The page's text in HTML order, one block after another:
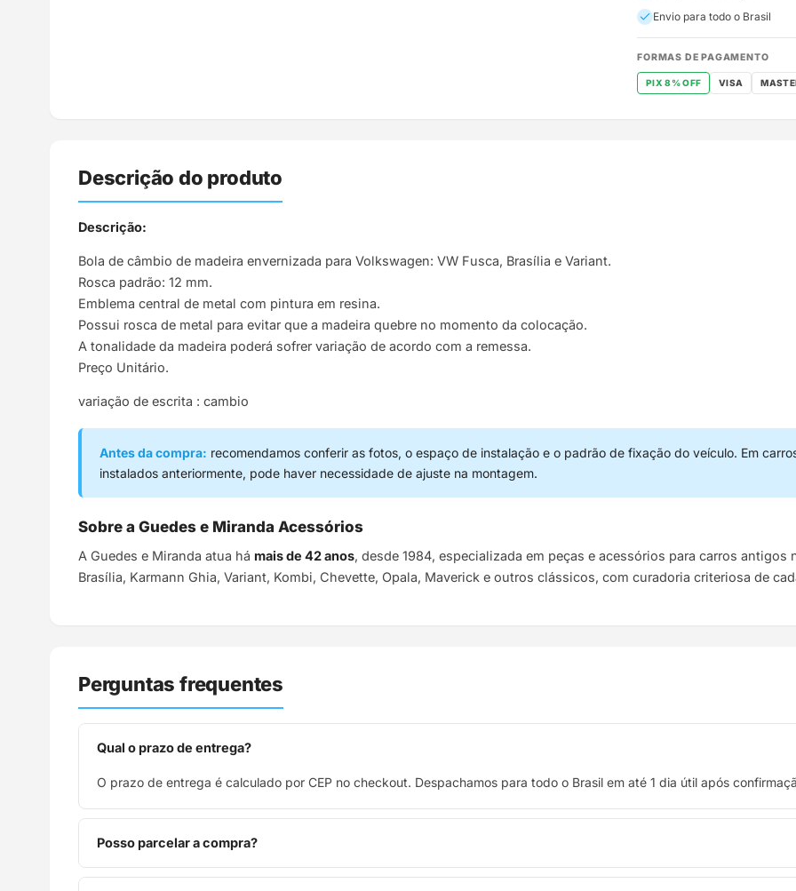
Envio para todo o Brasil
FORMAS DE PAGAMENTO
PIX 8% OFF VISA
Descrição do produto
Descrição:
Bola de câmbio de madeira envernizada para Volkswagen: VW Fusca, Brasília e Variant.
Rosca padrão: 12 mm.
Emblema central de metal com pintura em resina.
Possui rosca de metal para evitar que a madeira quebre no momento da colocação.
A tonalidade da madeira poderá sofrer variação de acordo com a remessa.
Preço Unitário.
variação de escrita : cambio
Antes da compra: recomendamos conferir as fotos, o espaço de instalação e o padrão de fixação do veículo. Em
instalados anteriormente, pode haver necessidade de ajuste na montagem.
Sobre a Guedes e Miranda Acessórios
A Guedes e Miranda atua há mais de 42 anos, desde 1984, especializada em peças e acessórios para carros
Brasília, Karmann Ghia, Variant, Kombi, Chevette, Opala, Maverick e outros clássicos, com curadoria criteriosa de
Perguntas frequentes
Qual o prazo de entrega?
O prazo de entrega é calculado por CEP no checkout. Despachamos para todo o Brasil em até 1 dia útil após
Posso parcelar a compra?
Sim, parcelamos em até 10x sem juros no cartão de crédito, ou pague à vista no Pix com 8% de desconto.